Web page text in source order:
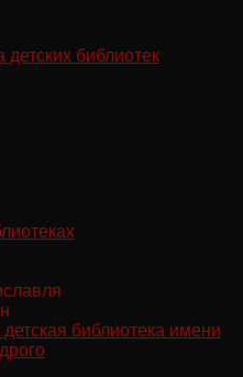
библиотека имени